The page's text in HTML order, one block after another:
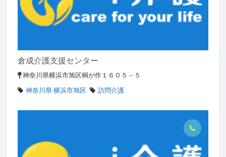
倉成介護支援センター
神奈川県横浜市旭区桐が作１６０５－５
神奈川県 横浜市旭区
訪問介護